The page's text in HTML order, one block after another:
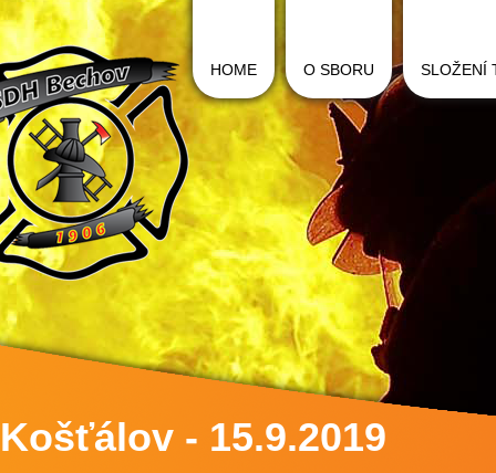
HOME O SBORU SLOŽENÍ
Košťálov - 15.9.2019